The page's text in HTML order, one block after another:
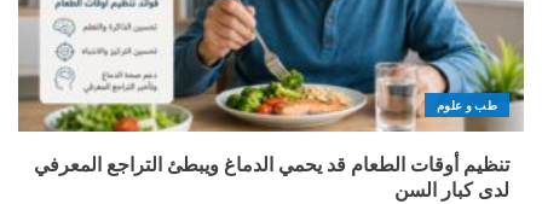
طب و علوم
تنظيم أوقات الطعام قد يحمي الدماغ ويبطئ التراجع المعرفي
لدى كبار السن